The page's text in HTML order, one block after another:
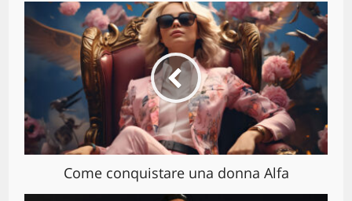
Come conquistare una donna Alfa